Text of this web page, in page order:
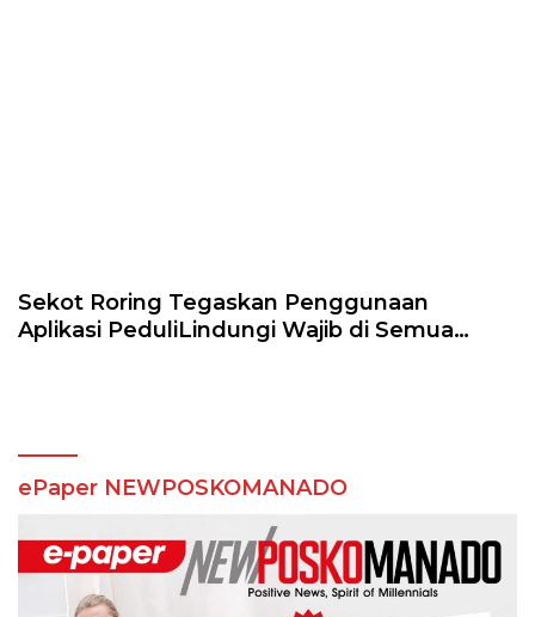
Sekot Roring Tegaskan Penggunaan
Aplikasi PeduliLindungi Wajib di Semua
ePaper NEWPOSKOMANADO